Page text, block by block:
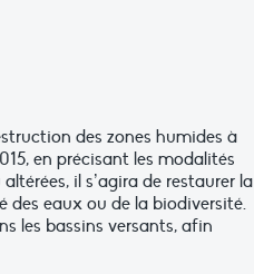
des zones humides à
en précisant les modalités
il s’agira de restaurer la
des eaux ou de la biodiversité.
les bassins versants, afin